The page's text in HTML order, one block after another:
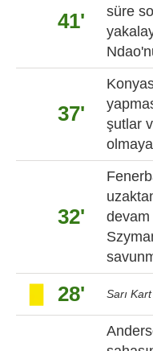
41'
süre
37'
şutlar
olmaya
32'
devam
28' Sarı